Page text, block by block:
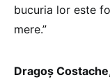
bucuria lor este
mere.”
Dragoș